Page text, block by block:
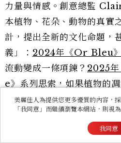
力量與情感。創意總監
本植物、花朵、動物的真實
計，提出全新的文化命題，
義」： 2024年《Or Bleu》
流動變成一條項鍊？ 2025
e》系列思索，如果植物的
美麗佳人為提供您更多優質的內容，
「我同意」而繼續瀏覽本網站，則視
我同意